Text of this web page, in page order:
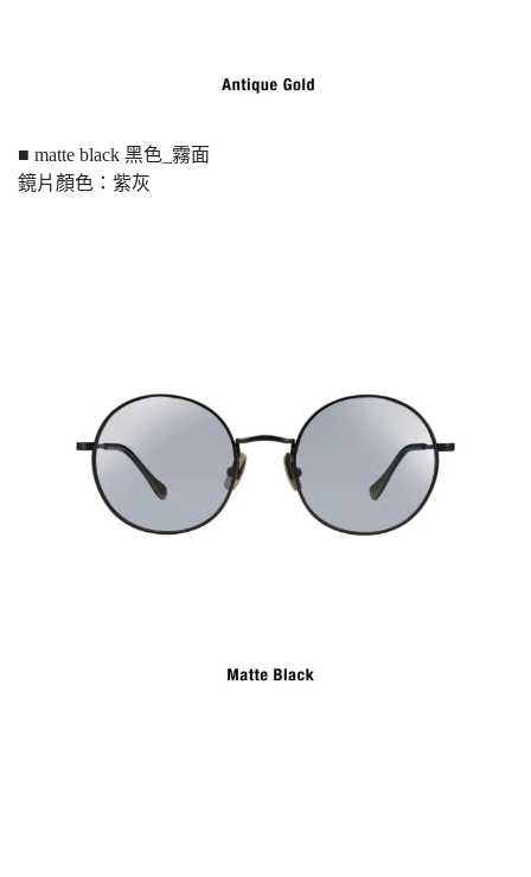
■ matte black 黑色_霧面
鏡片顏色：紫灰